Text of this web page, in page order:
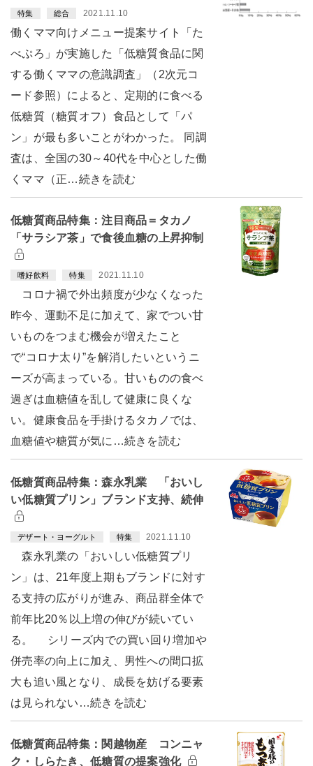
特集 総合 2021.11.10
働くママ向けメニュー提案サイト「た
べぷろ」が実施した「低糖質食品に関
する働くママの意識調査」（2次元コ
ード参照）によると、定期的に食べる
低糖質（糖質オフ）食品として「パ
ン」が最も多いことがわかった。 同調
査は、全国の30～40代を中心とした働
くママ（正…続きを読む
低糖質商品特集：注目商品＝タカノ
「サラシア茶」で食後血糖の上昇抑制
嗜好飲料 特集 2021.11.10
コロナ禍で外出頻度が少なくなった
昨今、運動不足に加えて、家でつい甘
いものをつまむ機会が増えたこと
で“コロナ太り”を解消したいというニ
ーズが高まっている。甘いものの食べ
過ぎは血糖値を乱して健康に良くな
い。健康食品を手掛けるタカノでは、
血糖値や糖質が気に…続きを読む
低糖質商品特集：森永乳業 「おいし
い低糖質プリン」ブランド支持、続伸
デザート・ヨーグルト 特集 2021.11.10
森永乳業の「おいしい低糖質プリ
ン」は、21年度上期もブランドに対す
る支持の広がりが進み、商品群全体で
前年比20％以上増の伸びが続いてい
る。 シリーズ内での買い回り増加や
併売率の向上に加え、男性への間口拡
大も追い風となり、成長を妨げる要素
は見られない…続きを読む
低糖質商品特集：関越物産 コンニャ
ク・しらたき、低糖質の提案強化